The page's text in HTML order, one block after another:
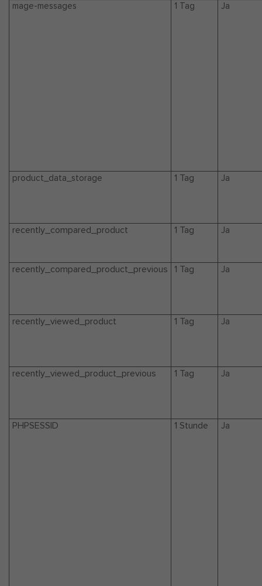
mage-messages 1 Tag Ja
product_data_storage 1 Tag Ja
recently_compared_product 1 Tag Ja
recently_compared_product_previous 1 Tag Ja
recently_viewed_product 1 Tag Ja
recently_viewed_product_previous 1 Tag Ja
PHPSESSID 1 Stunde Ja